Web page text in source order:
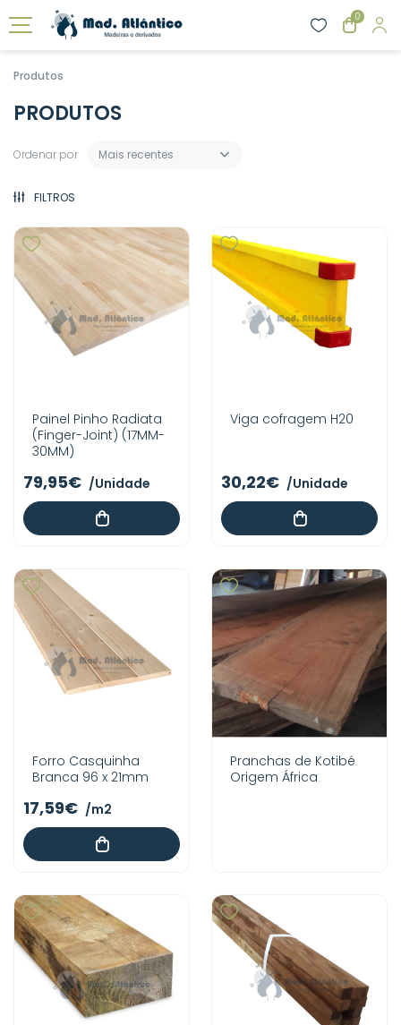
0
Produtos
PRODUTOS
Ordenar por Mais recentes
FILTROS
Painel Pinho Radiata
(Finger-Joint) (17MM-
30MM)
79,95€ /Unidade
Viga cofragem H20
30,22€ /Unidade
Forro Casquinha
Branca 96 x 21mm
17,59€ /m2
Pranchas de Kotibé
Origem África